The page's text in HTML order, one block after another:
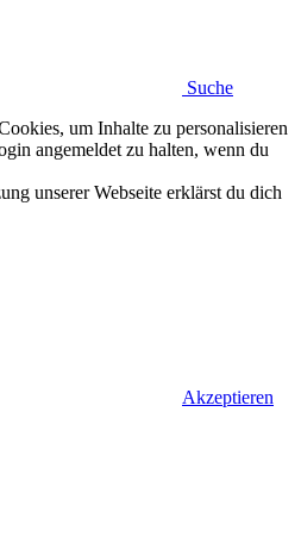
Suche
um Inhalte zu personalisieren
angemeldet zu halten, wenn du
unserer Webseite erklärst du dich
Akzeptieren